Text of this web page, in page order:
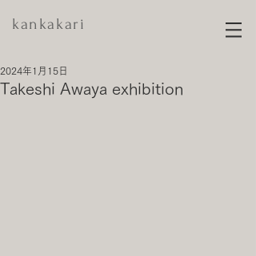
kankakari
Takeshi Awaya exhibition
2024年1月15日